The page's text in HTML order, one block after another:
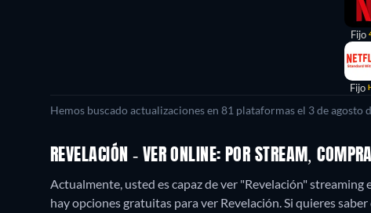
Fijo
Fijo
Hemos buscado actualizaciones en 81 plataformas el 3 de agosto
REVELACIÓN - VER ONLINE: POR STREAM,
Actualmente, usted es capaz de ver "Revelación"
hay opciones gratuitas para ver Revelación. Si quieres